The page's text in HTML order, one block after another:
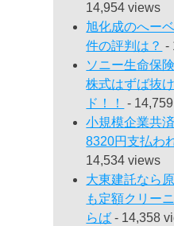
14,954 views
旭化成のへー
件の評判は？ -
ソニー生命保
株式はずば抜
ド！！
-
小規模企業共
8320円支払わ
14,534 views
大東建託なら
も定額クリー
らば - 14,358